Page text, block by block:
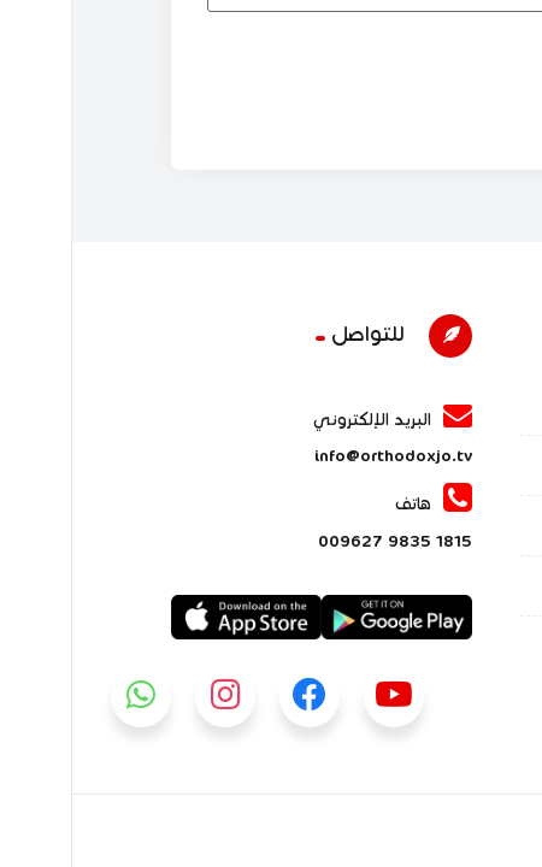
للتواصل
البريد الإلكتروني
info@orthodoxjo.tv
هاتف
1815 9835 009627